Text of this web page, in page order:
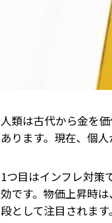
人類は古代から金を
あります。現在、個
1つ目はインフレ対策
効です。物価上昇時
段として注目されます。